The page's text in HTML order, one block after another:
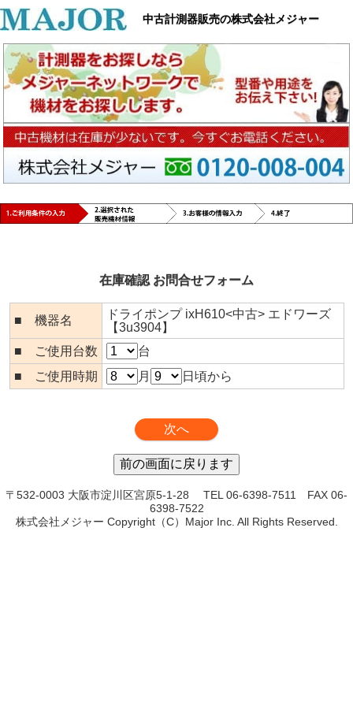
中古計測器販売の株式会社メジャー
在庫確認 お問合せフォーム
■ 機器名
ドライポンプ ixH610<中古> エドワーズ
【3u3904】
■ ご使用台数
台
■ ご使用時期
月 日頃から
〒532-0003 大阪市淀川区宮原5-1-28 TEL 06-6398-7511 FAX 06-
6398-7522
株式会社メジャー Copyright（C）Major Inc. All Rights Reserved.